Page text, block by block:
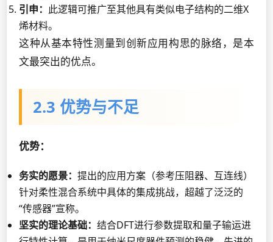
引申： 此逻辑可推广至其他具有类似电子结构的二维X
烯材料。
这种从基本特性测量到创新应用构思的脉络，是本
文最突出的优点。
2.3 优势与不足
优势：
务实的愿景： 提出的应用方案（参考压阻器、互连线）
针对柔性混合系统中具体的集成挑战，超越了泛泛的
“传感器”宣称。
坚实的理论基础： 结合DFT进行参数提取和量子输运进